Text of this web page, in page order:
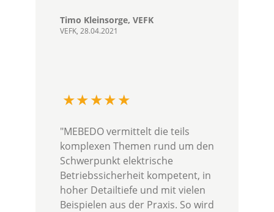
Timo Kleinsorge, VEFK
VEFK, 28.04.2021
"MEBEDO vermittelt die teils
komplexen Themen rund um den
Schwerpunkt elektrische
Betriebssicherheit kompetent, in
hoher Detailtiefe und mit vielen
Beispielen aus der Praxis. So wird